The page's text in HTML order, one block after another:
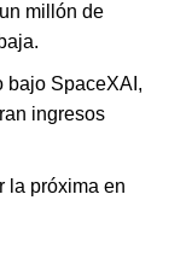
millón de
bajo SpaceXAI,
ingresos
la próxima en